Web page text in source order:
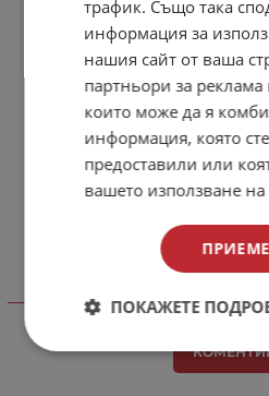
Отзиви към
трафик. Също така
информация за
нашия сайт от ваша
партньори за
които може да я
информация, която
предоставили или
вашето използване на
ПОКАЖЕТЕ